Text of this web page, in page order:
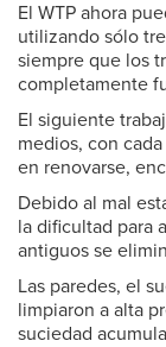
El WTP ahora
utilizando sólo
siempre que los
completamente
El siguiente
medios, con
en renovarse,
Debido al mal
la dificultad para
antiguos se
Las paredes, el
limpiaron a alta
suciedad